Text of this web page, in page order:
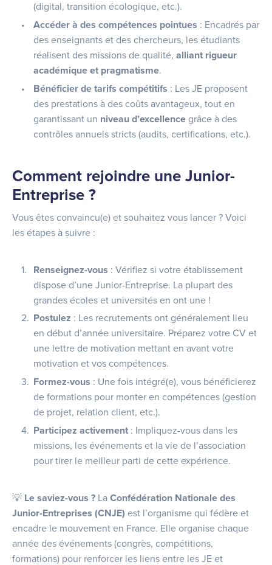
(digital, transition écologique, etc.).
Accéder à des compétences pointues : Encadrés par
des enseignants et des chercheurs, les étudiants
réalisent des missions de qualité, alliant rigueur
académique et pragmatisme.
Bénéficier de tarifs compétitifs : Les JE proposent
des prestations à des coûts avantageux, tout en
garantissant un niveau d’excellence grâce à des
contrôles annuels stricts (audits, certifications, etc.).
Comment rejoindre une Junior-
Entreprise ?
Vous êtes convaincu(e) et souhaitez vous lancer ? Voici
les étapes à suivre :
Renseignez-vous : Vérifiez si votre établissement
dispose d’une Junior-Entreprise. La plupart des
grandes écoles et universités en ont une !
Postulez : Les recrutements ont généralement lieu
en début d’année universitaire. Préparez votre CV et
une lettre de motivation mettant en avant votre
motivation et vos compétences.
Formez-vous : Une fois intégré(e), vous bénéficierez
de formations pour monter en compétences (gestion
de projet, relation client, etc.).
Participez activement : Impliquez-vous dans les
missions, les événements et la vie de l’association
pour tirer le meilleur parti de cette expérience.
💡 Le saviez-vous ? La Confédération Nationale des
Junior-Entreprises (CNJE) est l’organisme qui fédère et
encadre le mouvement en France. Elle organise chaque
année des événements (congrès, compétitions,
formations) pour renforcer les liens entre les JE et